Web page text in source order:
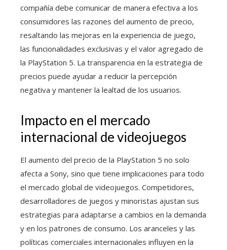
compañía debe comunicar de manera efectiva a los
consumidores las razones del aumento de precio,
resaltando las mejoras en la experiencia de juego,
las funcionalidades exclusivas y el valor agregado de
la PlayStation 5. La transparencia en la estrategia de
precios puede ayudar a reducir la percepción
negativa y mantener la lealtad de los usuarios.
Impacto en el mercado
internacional de videojuegos
El aumento del precio de la PlayStation 5 no solo
afecta a Sony, sino que tiene implicaciones para todo
el mercado global de videojuegos. Competidores,
desarrolladores de juegos y minoristas ajustan sus
estrategias para adaptarse a cambios en la demanda
y en los patrones de consumo. Los aranceles y las
políticas comerciales internacionales influyen en la